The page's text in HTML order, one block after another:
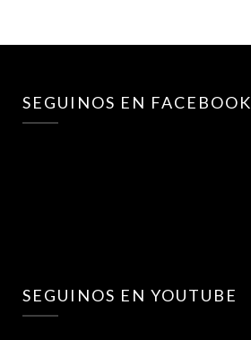
SEGUINOS EN FACEBOOK
SEGUINOS EN YOUTUBE